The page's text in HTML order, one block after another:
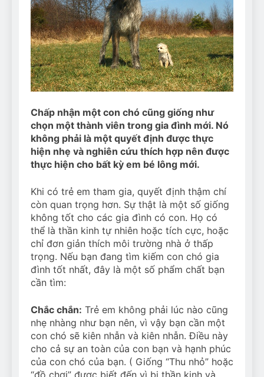
Can Bulldogs Play Fetch?
And How to Train Them!
7 Năm Ago
How Often Do I Need to
Groom My Bulldog
7 Năm Ago
Chấp nhận một con chó cũng giống như
chọn một thành viên trong gia đình mới. Nó
không phải là một quyết định được thực
hiện nhẹ và nghiên cứu thích hợp nên được
thực hiện cho bất kỳ em bé lông mới.
Khi có trẻ em tham gia, quyết định thậm chí
còn quan trọng hơn. Sự thật là một số giống
không tốt cho các gia đình có con. Họ có
thể là thần kinh tự nhiên hoặc tích cực, hoặc
chỉ đơn giản thích môi trường nhà ở thấp
trọng. Nếu bạn đang tìm kiếm con chó gia
đình tốt nhất, đây là một số phẩm chất bạn
cần tìm:
Chắc chắn: Trẻ em không phải lúc nào cũng
nhẹ nhàng như bạn nên, vì vậy bạn cần một
con chó sẽ kiên nhẫn và kiên nhẫn. Điều này
cho cả sự an toàn của con bạn và hạnh phúc
của con chó của bạn. ( Giống “Thu nhỏ” hoặc
“đồ chơi” được biết đến vì bị thần kinh và